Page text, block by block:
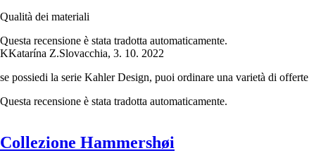
Qualità dei materiali
Questa recensione è stata tradotta automaticamente.
KKatarína Z.Slovacchia, 3. 10. 2022
se possiedi la serie Kahler Design, puoi ordinare una varietà di offerte
Questa recensione è stata tradotta automaticamente.
Collezione Hammershøi